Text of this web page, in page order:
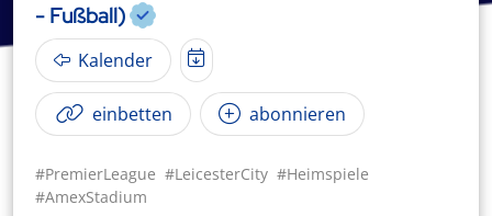
- Fußball)
Kalender
einbetten abonnieren
#PremierLeague #LeicesterCity #Heimspiele
#AmexStadium